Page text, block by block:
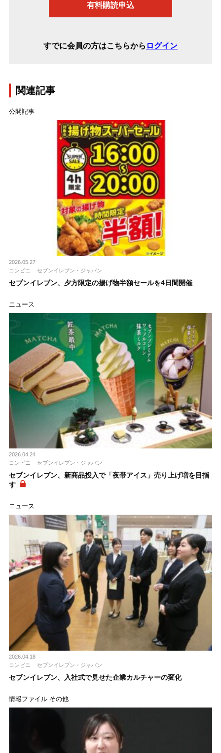
有料購読申込
すでに会員の方はこちらから ログイン
関連記事
公開記事
2026.05.27
コンビニ
セブンイレブン・ジャパン
セブンイレブン、夕方限定の揚げ物半額セールを4日間開催
ニュース
2026.04.24
コンビニ
セブンイレブン・ジャパン
セブンイレブン、新商品投入で「夜帯アイス」売り上げ増を目指
す
ニュース
2026.04.18
コンビニ
セブンイレブン・ジャパン
セブンイレブン、入社式で見せた企業カルチャーの変化
情報ファイル その他